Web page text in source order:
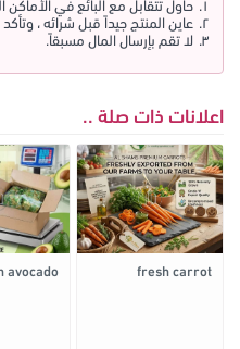
حاول تتقابل مع البائع في الأماكن
عاين المنتج جيداً قبل شرائه ،
لا تقم بإرسال المال مسبقاً.
اعلانات ذات صلة ..
fresh carrot
avocado